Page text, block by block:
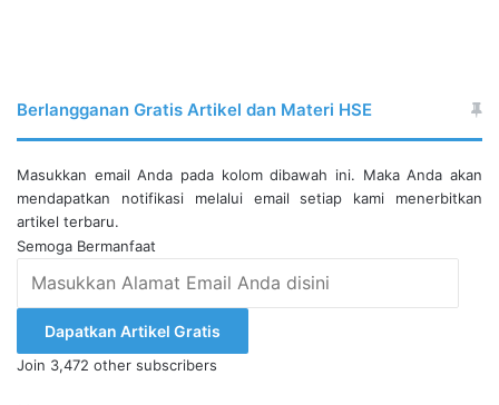
Berlangganan Gratis Artikel dan Materi HSE
Masukkan email Anda pada kolom dibawah ini. Maka Anda akan
mendapatkan notifikasi melalui email setiap kami menerbitkan
artikel terbaru.
Semoga Bermanfaat
Alamat
Anda
disini
Dapatkan Artikel Gratis
Join 3,472 other subscribers